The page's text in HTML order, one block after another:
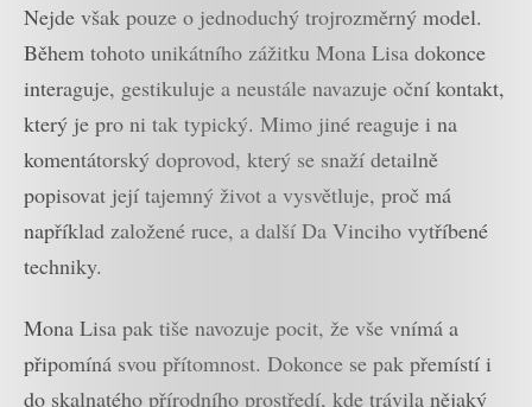
Nejde však pouze o jednoduchý trojrozměrný model.
Během tohoto unikátního zážitku Mona Lisa dokonce
interaguje, gestikuluje a neustále navazuje oční kontakt,
který je pro ni tak typický. Mimo jiné reaguje i na
komentátorský doprovod, který se snaží detailně
popisovat její tajemný život a vysvětluje, proč má
například založené ruce, a další Da Vinciho vytříbené
techniky.
Mona Lisa pak tiše navozuje pocit, že vše vnímá a
připomíná svou přítomnost. Dokonce se pak přemístí i
do skalnatého přírodního prostředí, kde trávila nějaký